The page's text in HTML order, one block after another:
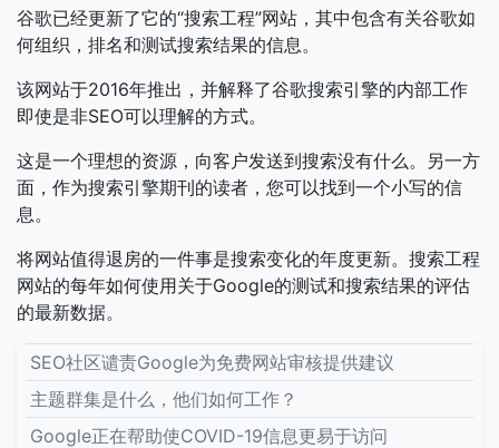
谷歌已经更新了它的“搜索工程”网站，其中包含有关谷歌如
何组织，排名和测试搜索结果的信息。
该网站于2016年推出，并解释了谷歌搜索引擎的内部工作
即使是非SEO可以理解的方式。
这是一个理想的资源，向客户发送到搜索没有什么。另一方
面，作为搜索引擎期刊的读者，您可以找到一个小写的信
息。
将网站值得退房的一件事是搜索变化的年度更新。搜索工程
网站的每年如何使用关于Google的测试和搜索结果的评估
的最新数据。
SEO社区谴责Google为免费网站审核提供建议
主题群集是什么，他们如何工作？
Google正在帮助使COVID-19信息更易于访问